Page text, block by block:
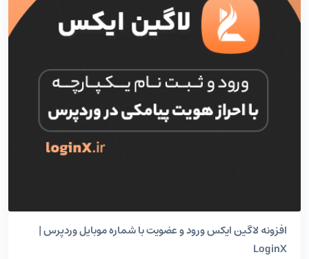
افزونه لاگین ایکس ورود و عضویت با شماره موبایل وردپرس |
LoginX